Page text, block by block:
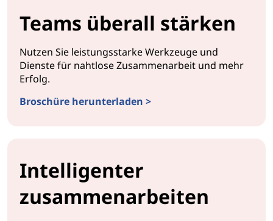
Teams überall stärken
Nutzen Sie leistungsstarke Werkzeuge und
Dienste für nahtlose Zusammenarbeit und mehr
Erfolg.
Broschüre herunterladen >
Intelligenter
zusammenarbeiten